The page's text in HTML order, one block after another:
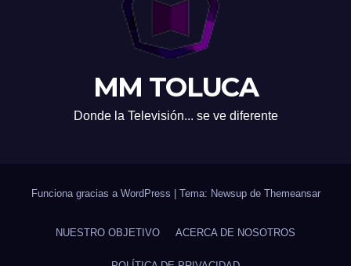
MM TOLUCA
Donde la Televisión... se ve diferente
Funciona gracias a WordPress Tema: Newsup de Themeansar
NUESTRO OBJETIVO ACERCA DE NOSOTROS